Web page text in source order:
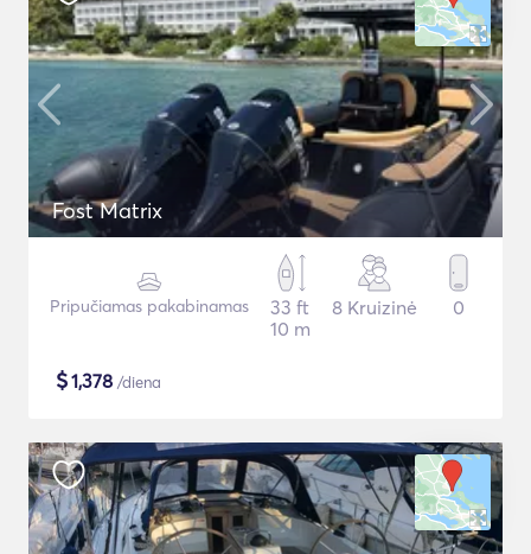
Fost Matrix
Pripučiamas pakabinamas
33 ft
10 m
8 Kruizinė 0
$1,378 /diena